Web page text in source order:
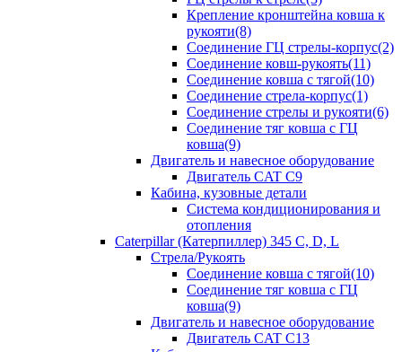
Крепление кронштейна ковша к
рукояти(8)
Соединение ГЦ стрелы-корпус(2)
Соединение ковш-рукоять(11)
Соединение ковша с тягой(10)
Соединение стрела-корпус(1)
Соединение стрелы и рукояти(6)
Соединение тяг ковша с ГЦ
ковша(9)
Двигатель и навесное оборудование
Двигатель CAT C9
Кабина, кузовные детали
Система кондиционирования и
отопления
Caterpillar (Катерпиллер) 345 C, D, L
Стрела/Рукоять
Соединение ковша с тягой(10)
Соединение тяг ковша с ГЦ
ковша(9)
Двигатель и навесное оборудование
Двигатель CAT C13